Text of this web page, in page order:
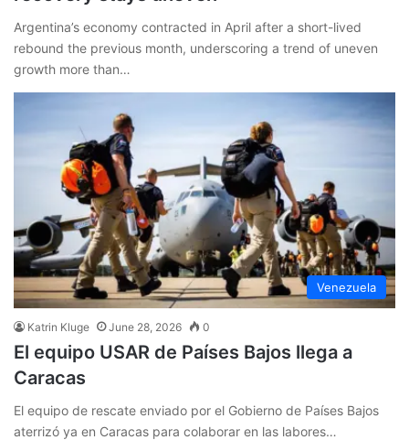
Argentina’s economy contracted in April after a short-lived
rebound the previous month, underscoring a trend of uneven
growth more than…
Venezuela
Katrin Kluge June 28, 2026 0
El equipo USAR de Países Bajos llega a
Caracas
El equipo de rescate enviado por el Gobierno de Países Bajos
aterrizó ya en Caracas para colaborar en las labores…